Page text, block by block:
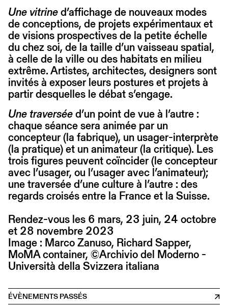
Une vitrined’affichage de nouveaux modes
de conceptions, de projets expérimentaux et
de visions prospectives de la petite échelle
du chez soi, de la taille d’un vaisseau spatial,
à celle de la ville ou des habitats en milieu
extrême. Artistes, architectes, designers sont
invités à exposer leurs postures et projets à
partir desquelles le débat s’engage.
Une traverséed’un point de vue à l’autre :
chaque séance sera animée par un
concepteur (la fabrique), un usager-interprète
(la pratique) et un animateur (la critique). Les
trois figures peuvent coïncider (le concepteur
avec l’usager, ou l’usager avec l’animateur);
une traversée d’une culture à l’autre : des
regards croisés entre la France et la Suisse.
Rendez-vous les 6 mars, 23 juin, 24 octobre
et 28 novembre 2023
Image : Marco Zanuso, Richard Sapper,
MoMA container, ©Archivio del Moderno -
Università della Svizzera italiana
ÉVÈNEMENTS PASSÉS